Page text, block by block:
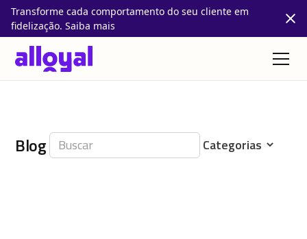
Transforme cada comportamento do seu cliente em
fidelização. Saiba mais
Blog